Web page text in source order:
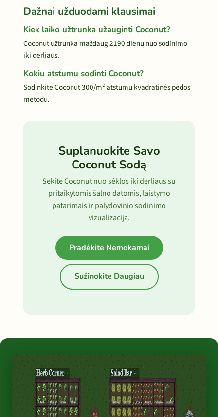
Dažnai užduodami klausimai
Kiek laiko užtrunka užauginti Coconut?
Coconut užtrunka maždaug 2190 dienų nuo sodinimo
iki derliaus.
Kokiu atstumu sodinti Coconut?
Sodinkite Coconut 300/m² atstumu kvadratinės pėdos
metodu.
Suplanuokite Savo
Coconut Sodą
Sekite Coconut nuo sėklos iki derliaus su
pritaikytomis šalno datomis, laistymo
patarimais ir palydovinio sodinimo
vizualizacija.
Pradėkite Nemokamai
Sužinokite Daugiau